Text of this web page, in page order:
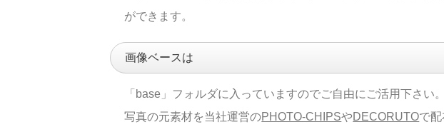
ができます。
画像ベースは
「base」フォルダに入っていますのでご自由にご活用下さい。
写真の元素材を当社運営のPHOTO-CHIPSやDECORUTOで